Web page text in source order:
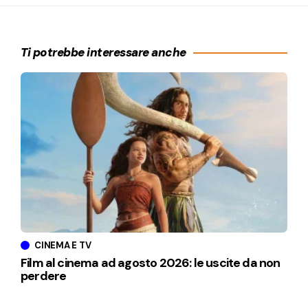
Ti potrebbe interessare anche
CINEMA E TV
Film al cinema ad agosto 2026: le uscite da non
perdere